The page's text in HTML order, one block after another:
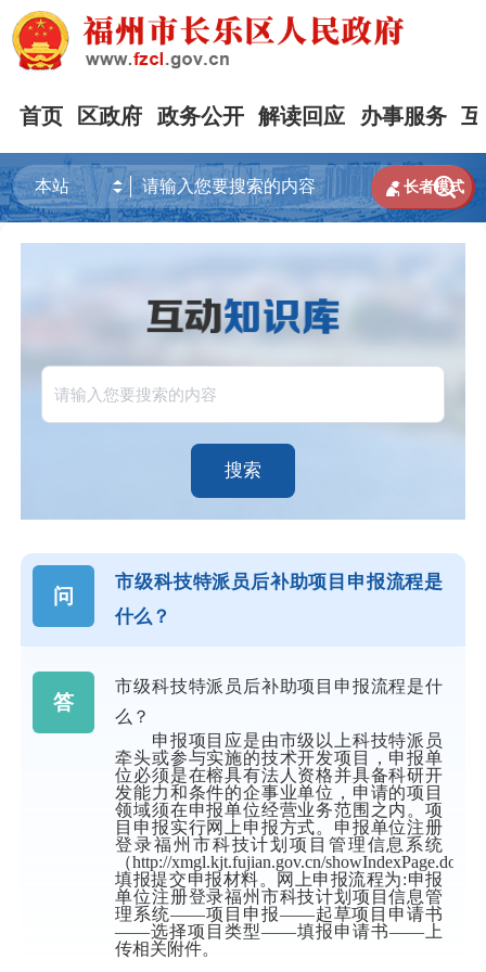
首页 区政府 政务公开 解读回应 办事服务

 长者模式
搜索
问
市级科技特派员后补助项目申报流程是
什么？
答
市级科技特派员后补助项目申报流程是什
么？
申报项目应是由市级以上科技特派员
牵头或参与实施的技术开发项目，申报单
位必须是在榕具有法人资格并具备科研开
发能力和条件的企事业单位，申请的项目
领域须在申报单位经营业务范围之内。项
目申报实行网上申报方式。申报单位注册
登录福州市科技计划项目管理信息系统
（http://xmgl.kjt.fujian.gov.cn/showIndexPage.do）
填报提交申报材料。网上申报流程为:申报
单位注册登录福州市科技计划项目信息管
理系统——项目申报——起草项目申请书
——选择项目类型——填报申请书——上
传相关附件。